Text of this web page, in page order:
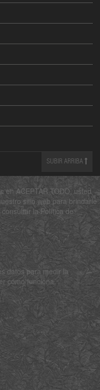
SUBIR ARRIBA
en ACEPTAR TODO, usted
sitio web para brindarle
la Política de
datos para medir la
cómo funciona.